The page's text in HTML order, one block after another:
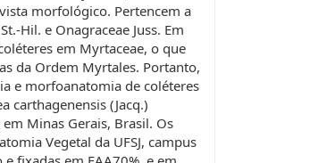
morfológico. Pertencem a
Hil. e Onagraceae Juss. Em
em Myrtaceae, o que
da Ordem Myrtales. Portanto,
e morfoanatomia de coléteres
carthagenensis (Jacq.)
Minas Gerais, Brasil. Os
Vegetal da UFSJ, campus